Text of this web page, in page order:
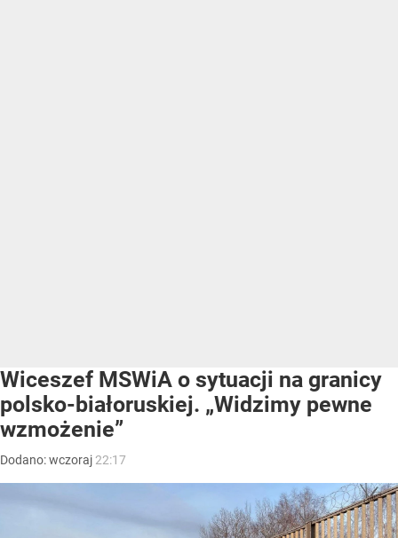
Wiceszef MSWiA o sytuacji na granicy
polsko-białoruskiej. „Widzimy pewne
wzmożenie”
Dodano:wczoraj 22:17